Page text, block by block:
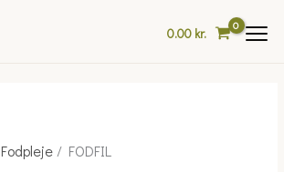
0.00 kr.
Fodpleje/ FODFIL
Price